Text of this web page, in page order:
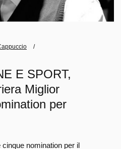
E SPORT,
Miglior
per
nomination per il